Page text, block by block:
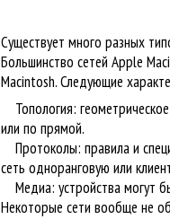
Существует много разных
Большинство сетей Apple
Macintosh.Следующие
Топология:
или по прямой.
Протоколы: правила и
сеть одноранговую или
Медиа: устройства могут
Некоторые сети вообще не